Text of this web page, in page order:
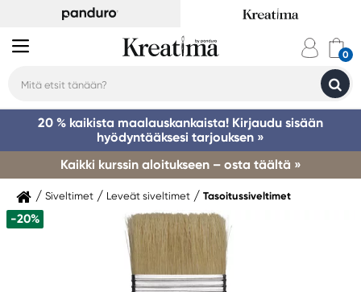
20 % kaikista maalauskankaista! Kirjaudu sisään
hyödyntääksesi tarjouksen »
Kaikki kurssin aloitukseen – osta täältä »
Siveltimet Leveät siveltimet Tasoitussiveltimet
-20%